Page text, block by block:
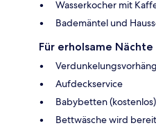
Wasserkocher mit
Bademäntel und
Für erholsame Nächte
Aufdeckservice
Babybetten (kostenlos)
Bettwäsche wird